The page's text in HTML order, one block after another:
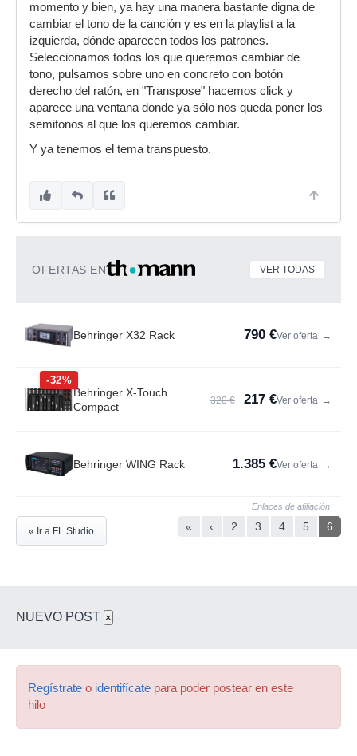
momento y bien, ya hay una manera bastante digna de
cambiar el tono de la canción y es en la playlist a la
izquierda, dónde aparecen todos los patrones.
Seleccionamos todos los que queremos cambiar de
tono, pulsamos sobre uno en concreto con botón
derecho del ratón, en "Transpose" hacemos click y
aparece una ventana donde ya sólo nos queda poner los
semitonos al que los queremos cambiar.
Y ya tenemos el tema transpuesto.
OFERTAS EN VER TODAS
Behringer X32 Rack 790 €Ver oferta →
-32%
Behringer X-Touch
Compact
320 € 217 €Ver oferta →
Behringer WING Rack 1.385 €Ver oferta →
Enlaces de afiliación
« ‹ 2 3 4 5 6
« Ir a FL Studio
NUEVO POST ×
Regístrate o identifícate para poder postear en este
hilo